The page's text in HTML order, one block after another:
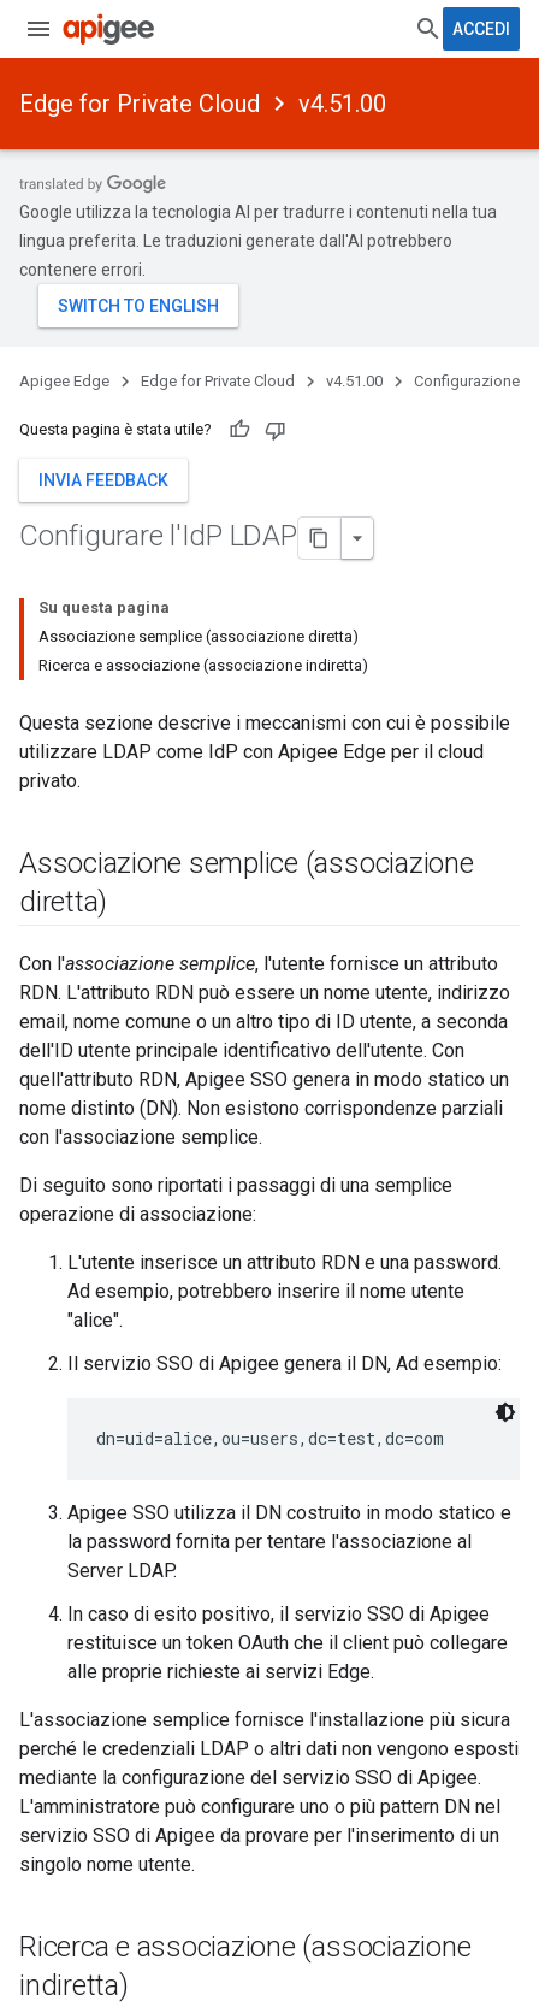
ACCEDI
Edge for Private Cloud v4.51.00
Google utilizza la tecnologia AI per tradurre i contenuti nella tua
lingua preferita. Le traduzioni generate dall'AI potrebbero
contenere errori.
Apigee Edge Edge for Private Cloud v4.51.00 Configurazione
Questa pagina è stata utile?
INVIA FEEDBACK
Configurare l'IdP LDAP
Su questa pagina
Associazione semplice (associazione diretta)
Ricerca e associazione (associazione indiretta)
Questa sezione descrive i meccanismi con cui è possibile
utilizzare LDAP come IdP con Apigee Edge per il cloud
privato.
Associazione semplice (associazione
diretta)
Con l'associazione semplice, l'utente fornisce un attributo
RDN. L'attributo RDN può essere un nome utente, indirizzo
email, nome comune o un altro tipo di ID utente, a seconda
dell'ID utente principale identificativo dell'utente. Con
quell'attributo RDN, Apigee SSO genera in modo statico un
nome distinto (DN). Non esistono corrispondenze parziali
con l'associazione semplice.
Di seguito sono riportati i passaggi di una semplice
operazione di associazione:
L'utente inserisce un attributo RDN e una password.
Ad esempio, potrebbero inserire il nome utente
"alice".
Il servizio SSO di Apigee genera il DN, Ad esempio:
dn=uid=alice,ou=users,dc=test,dc=com
Apigee SSO utilizza il DN costruito in modo statico e
la password fornita per tentare l'associazione al
Server LDAP.
In caso di esito positivo, il servizio SSO di Apigee
restituisce un token OAuth che il client può collegare
alle proprie richieste ai servizi Edge.
L'associazione semplice fornisce l'installazione più sicura
perché le credenziali LDAP o altri dati non vengono esposti
mediante la configurazione del servizio SSO di Apigee.
L'amministratore può configurare uno o più pattern DN nel
servizio SSO di Apigee da provare per l'inserimento di un
singolo nome utente.
Ricerca e associazione (associazione
indiretta)